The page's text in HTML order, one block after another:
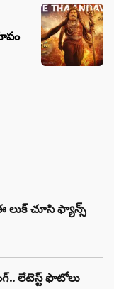
చూసి ఫ్యాన్స్
లేటెస్ట్ ఫొటోలు